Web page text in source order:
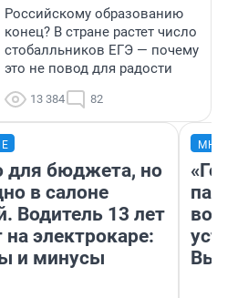
Российскому образованию
конец? В стране растет число
стобалльников ЕГЭ — почему
это не повод для радости
13 384 82
для бюджета, но
в салоне
Водитель 13 лет
на электрокаре:
и минусы